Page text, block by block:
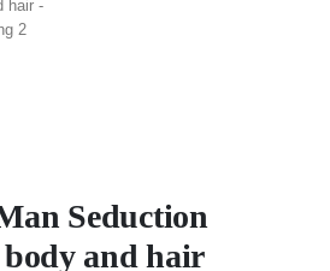
Seduction
and hair